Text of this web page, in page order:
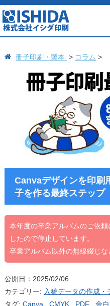
冊子印刷・製本 コラム
Canvaデザインを印刷
子を作る最終ステップ
本年度の卒業アルバムのご依
したので停止しています。
卒業アルバム以外の無線綴じな
公開日：2025/02/06
カテゴリー: 入稿データの作成・
タグ: Canva CMYK, PDF 余白